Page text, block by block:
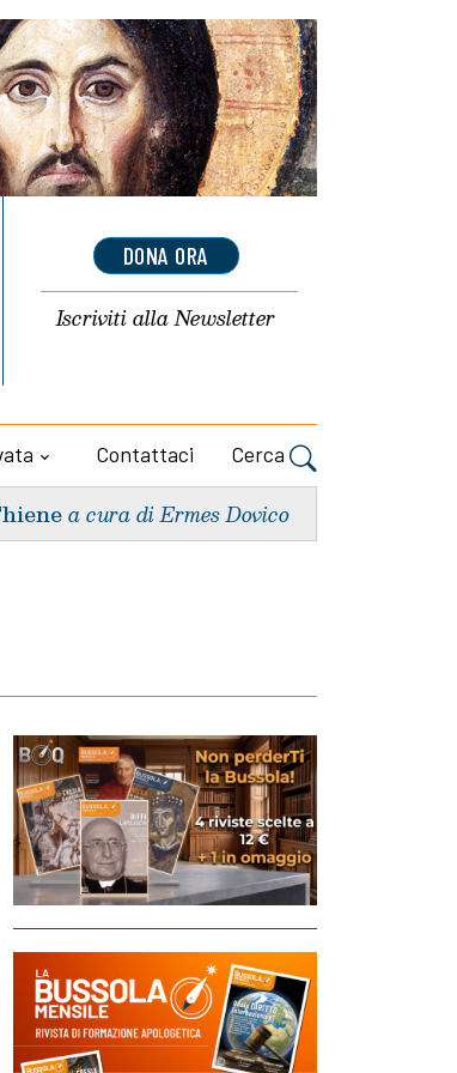
DONA ORA
Iscriviti allaNewsletter
Contattaci Cerca
a cura di Ermes Dovico